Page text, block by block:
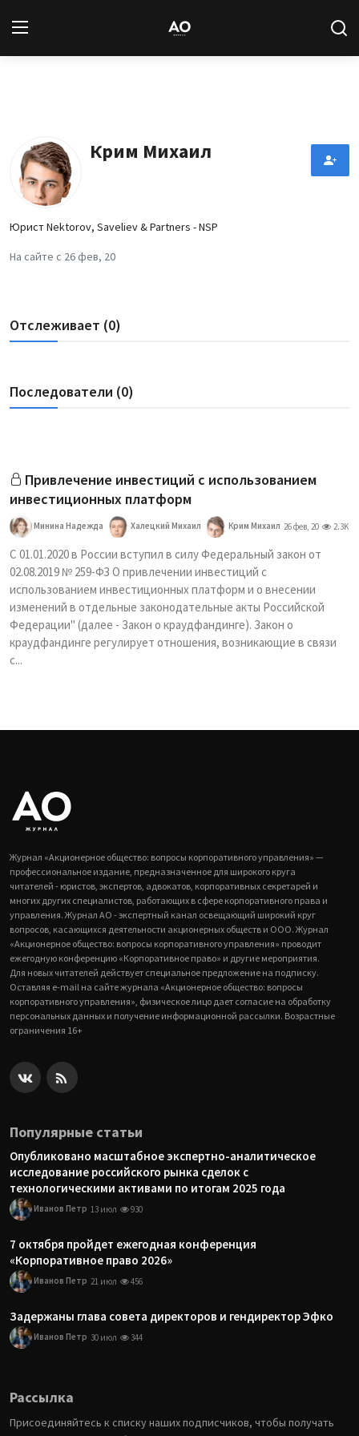
Статьи
Архив
Подписка
Крим Михаил
Юрист Nektorov, Saveliev & Partners - NSP
На сайте с 26 фев, 20
Отслеживает (0)
Последователи (0)
Привлечение инвестиций с использованием
инвестиционных платформ
Минина Надежда Халецкий Михаил Крим Михаил 26 фев, 20 2.3K
С 01.01.2020 в России вступил в силу Федеральный закон от
02.08.2019 № 259-ФЗ О привлечении инвестиций с
использованием инвестиционных платформ и о внесении
изменений в отдельные законодательные акты Российской
Федерации" (далее - Закон о краудфандинге). Закон о
краудфандинге регулирует отношения, возникающие в связи
с...
Журнал «Акционерное общество: вопросы корпоративного управления» —
профессиональное издание, предназначенное для широкого круга
читателей - юристов, экспертов, адвокатов, корпоративных секретарей и
многих других специалистов, работающих в сфере корпоративного права и
управления. Журнал АО - экспертный канал освещающий широкий круг
вопросов, касающихся деятельности акционерных обществ и ООО. Журнал
«Акционерное общество: вопросы корпоративного управления» проводит
ежегодную конференцию «Корпоративное право» и другие мероприятия.
Для новых читателей действует специальное предложение на подписку.
Оставляя e-mail на сайте журнала «Акционерное общество: вопросы
корпоративного управления», физическое лицо дает согласие на обработку
персональных данных и получение информационной рассылки. Возрастные
ограничения 16+
Популярные статьи
Опубликовано масштабное экспертно-аналитическое
исследование российского рынка сделок с
технологическими активами по итогам 2025 года
Иванов Петр 13 июл 930
7 октября пройдет ежегодная конференция
«Корпоративное право 2026»
Иванов Петр 21 июл 456
Задержаны глава совета директоров и гендиректор Эфко
Иванов Петр 30 июл 344
Рассылка
Присоединяйтесь к списку наших подписчиков, чтобы получать